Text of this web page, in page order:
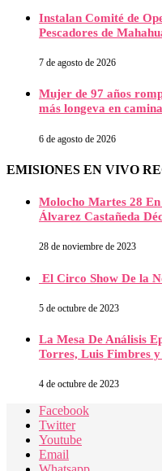
Instalan Comité de
Pescadores de
7 de agosto de 2026
Mujer de 97 años
más longeva en
6 de agosto de 2026
EMISIONES EN VIVO
Molocho Martes 28
Álvarez Castañeda
28 de noviembre de 2023
El Circo Show De la
5 de octubre de 2023
La Mesa De Análisis
Torres, Luis Fimbres
4 de octubre de 2023
Facebook
Twitter
Youtube
Email